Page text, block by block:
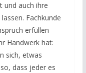
und auch ihre
Fachkunde
erfüllen
Handwerk hat:
sich, etwas
dass jeder es